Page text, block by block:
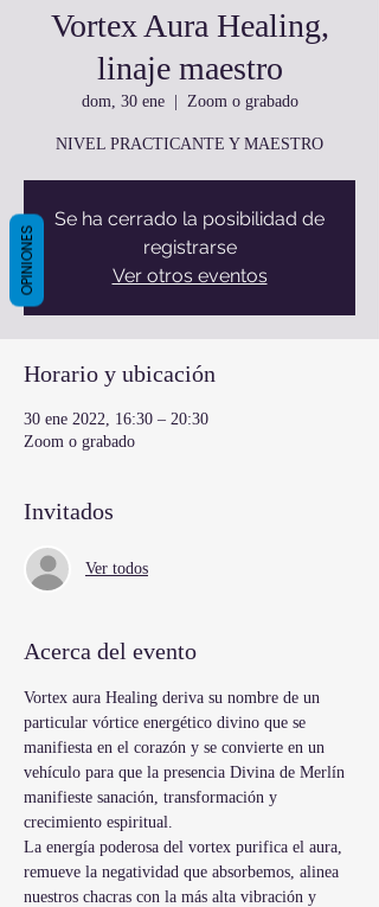
Vortex Aura Healing,
linaje maestro
dom, 30 ene
  |
Zoom o grabado
NIVEL PRACTICANTE Y MAESTRO
Se ha cerrado la posibilidad de
registrarse
Ver otros eventos
Horario y ubicación
30 ene 2022, 16:30 – 20:30
Zoom o grabado
Invitados
Ver todos
Acerca del evento
Vortex aura Healing deriva su nombre de un
particular vórtice energético divino que se
manifiesta en el corazón y se convierte en un
vehículo para que la presencia Divina de Merlín
manifieste sanación, transformación y
crecimiento espiritual.
La energía poderosa del vortex purifica el aura,
remueve la negatividad que absorbemos, alinea
nuestros chacras con la más alta vibración y
OPINIONES